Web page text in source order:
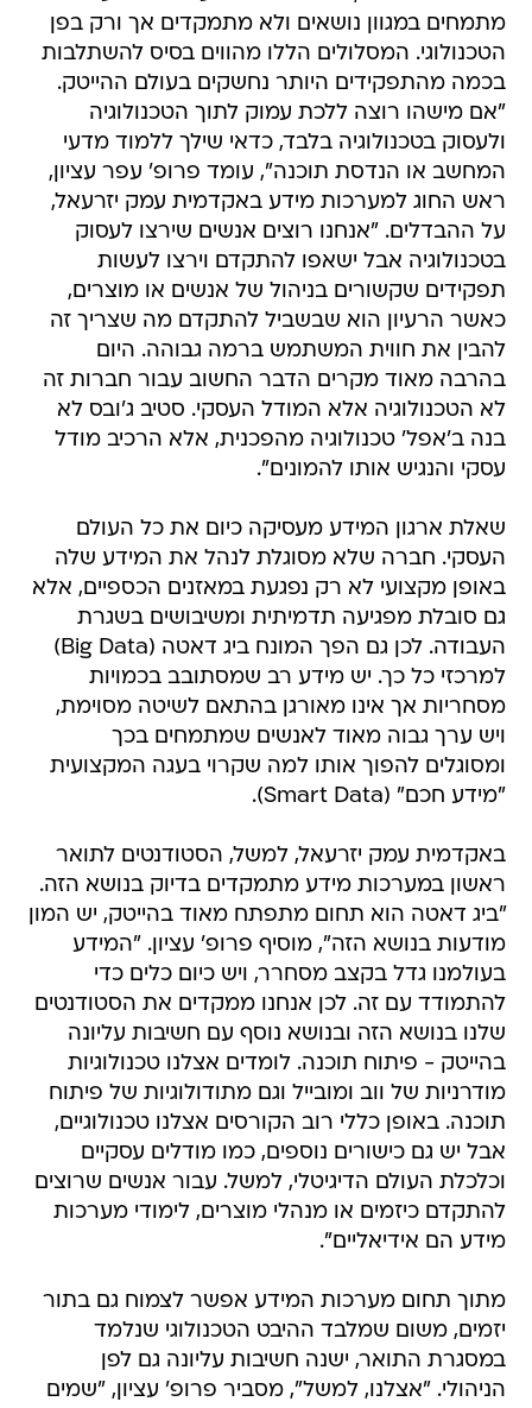
מתמחים במגוון נושאים ולא מתמקדים אך ורק בפן
הטכנולוגי. המסלולים הללו מהווים בסיס להשתלבות
בכמה מהתפקידים היותר נחשקים בעולם ההייטק.
"אם מישהו רוצה ללכת עמוק לתוך הטכנולוגיה
ולעסוק בטכנולוגיה בלבד, כדאי שילך ללמוד מדעי
המחשב או הנדסת תוכנה", עומד פרופ' עפר עציון,
ראש החוג למערכות מידע באקדמית עמק יזרעאל,
על ההבדלים. "אנחנו רוצים אנשים שירצו לעסוק
בטכנולוגיה אבל ישאפו להתקדם וירצו לעשות
תפקידים שקשורים בניהול של אנשים או מוצרים,
כאשר הרעיון הוא שבשביל להתקדם מה שצריך זה
להבין את חווית המשתמש ברמה גבוהה. היום
בהרבה מאוד מקרים הדבר החשוב עבור חברות זה
לא הטכנולוגיה אלא המודל העסקי. סטיב ג'ובס לא
בנה ב'אפל' טכנולוגיה מהפכנית, אלא הרכיב מודל
עסקי והנגיש אותו להמונים".
שאלת ארגון המידע מעסיקה כיום את כל העולם
העסקי. חברה שלא מסוגלת לנהל את המידע שלה
באופן מקצועי לא רק נפגעת במאזנים הכספיים, אלא
גם סובלת מפגיעה תדמיתית ומשיבושים בשגרת
העבודה. לכן גם הפך המונח ביג דאטה (Big Data)
למרכזי כל כך. יש מידע רב שמסתובב בכמויות
מסחריות אך אינו מאורגן בהתאם לשיטה מסוימת,
ויש ערך גבוה מאוד לאנשים שמתמחים בכך
ומסוגלים להפוך אותו למה שקרוי בעגה המקצועית
"מידע חכם" (Smart Data).
באקדמית עמק יזרעאל, למשל, הסטודנטים לתואר
ראשון במערכות מידע מתמקדים בדיוק בנושא הזה.
"ביג דאטה הוא תחום מתפתח מאוד בהייטק, יש המון
מודעות בנושא הזה", מוסיף פרופ' עציון. "המידע
בעולמנו גדל בקצב מסחרר, ויש כיום כלים כדי
להתמודד עם זה. לכן אנחנו ממקדים את הסטודנטים
שלנו בנושא הזה ובנושא נוסף עם חשיבות עליונה
בהייטק - פיתוח תוכנה. לומדים אצלנו טכנולוגיות
מודרניות של ווב ומובייל וגם מתודולוגיות של פיתוח
תוכנה. באופן כללי רוב הקורסים אצלנו טכנולוגיים,
אבל יש גם כישורים נוספים, כמו מודלים עסקיים
וכלכלת העולם הדיגיטלי, למשל. עבור אנשים שרוצים
להתקדם כיזמים או מנהלי מוצרים, לימודי מערכות
מידע הם אידיאליים".
מתוך תחום מערכות המידע אפשר לצמוח גם בתור
יזמים, משום שמלבד ההיבט הטכנולוגי שנלמד
במסגרת התואר, ישנה חשיבות עליונה גם לפן
הניהולי. "אצלנו, למשל", מסביר פרופ' עציון, "שמים